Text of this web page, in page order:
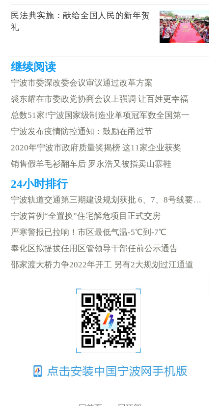
民法典实施：献给全国人民的新年贺
礼
宁波市委深改委会议审议通过改革方案
裘东耀在市委政党协商会议上强调 让百姓更幸福
总数51家!宁波国家级制造业单项冠军数全国第一
宁波发布疫情防控通知：鼓励在甬过节
2020年宁波市政府质量奖揭榜 这11家企业获奖
销售假羊毛衫翻车后 罗永浩又被指卖山寨鞋
宁波轨道交通第三期建设规划获批 6、7、8号线要来啦
宁波首例“全置换”住宅解危项目正式交房
严寒警报已拉响！市区最低气温-5℃到-7℃
奉化区拟提拔任用区管领导干部任前公示通告
邵家渡大桥力争2022年开工 另有2大规划过江通道